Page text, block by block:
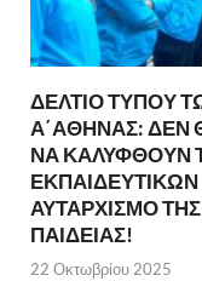
ΔΕΛΤΙΟ ΤΥΠΟΥ
Α΄ΑΘΗΝΑΣ: ΔΕΝ
ΝΑ ΚΑΛΥΦΘΟΥΝ
ΑΥΤΑΡΧΙΣΜΟ
ΠΑΙΔΕΙΑΣ!
22 Οκτωβρίου 2025